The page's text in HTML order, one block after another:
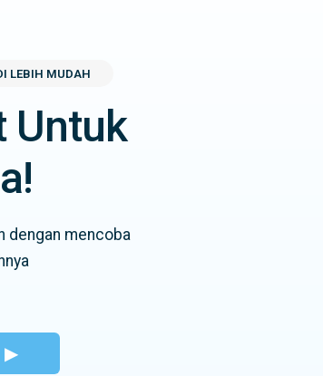
LEBIH MUDAH
Untuk
dengan mencoba
▶